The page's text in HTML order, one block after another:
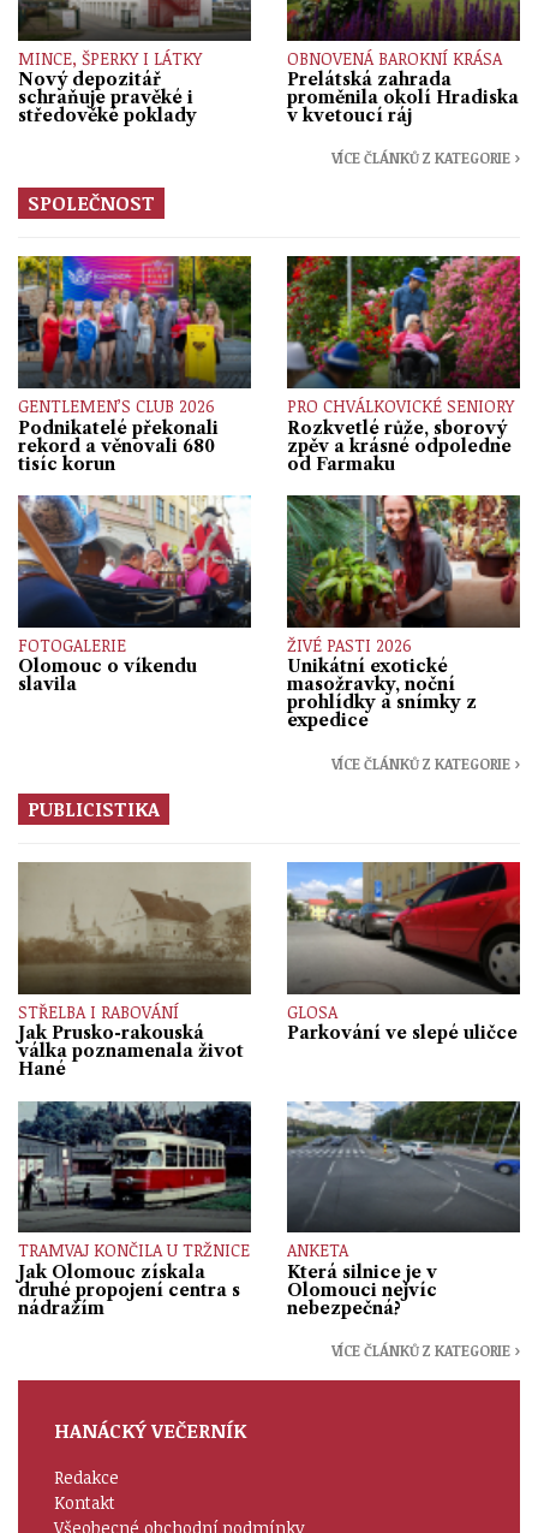
MINCE, ŠPERKY I LÁTKY
Nový depozitář
schraňuje pravěké i
středověké poklady
OBNOVENÁ BAROKNÍ KRÁSA
Prelátská zahrada
proměnila okolí Hradiska
v kvetoucí ráj
VÍCE ČLÁNKŮ Z KATEGORIE ›
SPOLEČNOST
GENTLEMEN’S CLUB 2026
Podnikatelé překonali
rekord a věnovali 680
tisíc korun
PRO CHVÁLKOVICKÉ SENIORY
Rozkvetlé růže, sborový
zpěv a krásné odpoledne
od Farmaku
FOTOGALERIE
Olomouc o víkendu
slavila
ŽIVÉ PASTI 2026
Unikátní exotické
masožravky, noční
prohlídky a snímky z
expedice
VÍCE ČLÁNKŮ Z KATEGORIE ›
PUBLICISTIKA
STŘELBA I RABOVÁNÍ
Jak Prusko-rakouská
válka poznamenala život
Hané
GLOSA
Parkování ve slepé uličce
TRAMVAJ KONČILA U TRŽNICE
Jak Olomouc získala
druhé propojení centra s
nádražím
ANKETA
Která silnice je v
Olomouci nejvíc
nebezpečná?
VÍCE ČLÁNKŮ Z KATEGORIE ›
HANÁCKÝ VEČERNÍK
Redakce
Kontakt
Všeobecné obchodní podmínky